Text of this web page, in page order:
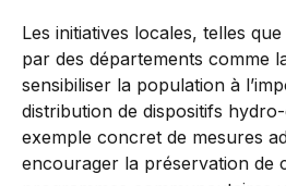
Les initiatives locales, telles
par des départements comme
sensibiliser la population à
distribution de dispositifs
exemple concret de mesures
encourager la préservation de